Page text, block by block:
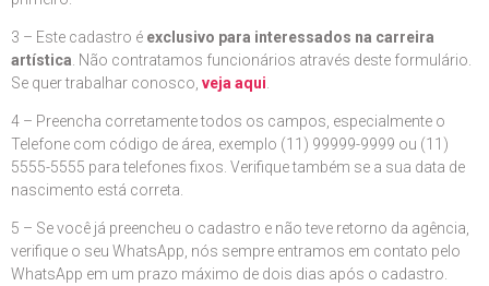
3 – Este cadastro é exclusivo para interessados na carreira
artística . Não contratamos funcionários através deste formulário.
Se quer trabalhar conosco, veja aqui
4 – Preencha corretamente todos os campos, especialmente o
Telefone com código de área, exemplo (11) 99999-9999 ou (11)
5555-5555 para telefones fixos. Verifique também se a sua data de
nascimento está correta.
5 – Se você já preencheu o cadastro e não teve retorno da agência,
verifique o seu WhatsApp, nós sempre entramos em contato pelo
WhatsApp em um prazo máximo de dois dias após o cadastro.